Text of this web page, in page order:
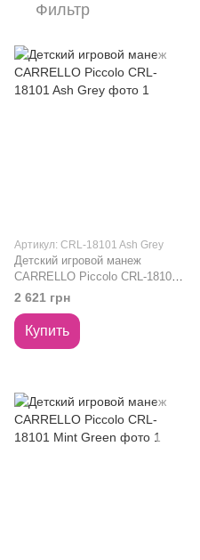
Фильтр
Артикул: CRL-18101 Ash Grey
Детский игровой манеж
CARRELLO Piccolo CRL-18101
Ash Grey
2 621 грн
Купить